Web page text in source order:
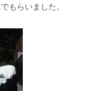
もらいました。